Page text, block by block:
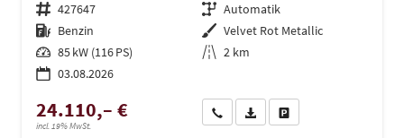
Fahrzeugnr. 427647 Getriebe Automatik
Kraftstoff Benzin Außenfarbe Velvet Rot Metallic
Leistung 85 kW (116 PS) Kilometerstand 2 km
03.08.2026
24.110,– €
incl. 19% MwSt.
Wir rufen Sie anPDF-Datei, Fahrzeugexposé